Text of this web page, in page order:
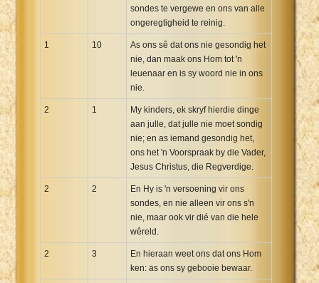
sondes te vergewe en ons van alle
ongeregtigheid te reinig.
1 10
As ons sê dat ons nie gesondig het
nie, dan maak ons Hom tot 'n
leuenaar en is sy woord nie in ons
nie.
2 1
My kinders, ek skryf hierdie dinge
aan julle, dat julle nie moet sondig
nie; en as iemand gesondig het,
ons het 'n Voorspraak by die Vader,
Jesus Christus, die Regverdige.
2 2
En Hy is 'n versoening vir ons
sondes, en nie alleen vir ons s'n
nie, maar ook vir dié van die hele
wêreld.
2 3
En hieraan weet ons dat ons Hom
ken: as ons sy gebooie bewaar.